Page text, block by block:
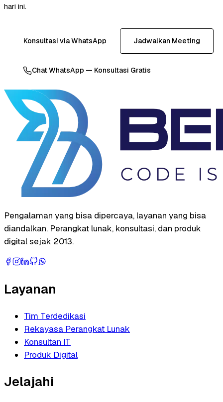
hari ini.
Konsultasi via WhatsApp Jadwalkan Meeting
Chat WhatsApp — Konsultasi Gratis
Pengalaman yang bisa dipercaya, layanan yang bisa
diandalkan. Perangkat lunak, konsultasi, dan produk
digital sejak 2013.
Layanan
Tim Terdedikasi
Rekayasa Perangkat Lunak
Konsultan IT
Produk Digital
Jelajahi